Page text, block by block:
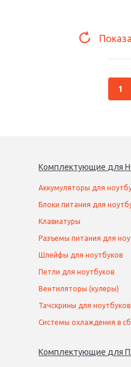
1
Комплектующие для
Аккумуляторы для
Блоки питания для
Клавиатуры
Разъемы питания для
Шлейфы для ноутбуков
Петли для ноутбуков
Вентиляторы (кулеры)
Тачскрины для ноутбуков
Системы охлаждения в
Комплектующие для